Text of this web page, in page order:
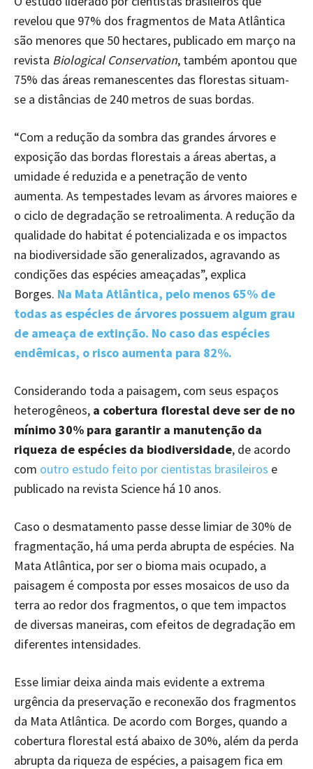
revelou que 97% dos fragmentos de Mata Atlântica
são menores que 50 hectares, publicado em março na
revista Biological Conservation, também apontou que
75% das áreas remanescentes das florestas situam-
se a distâncias de 240 metros de suas bordas.
“Com a redução da sombra das grandes árvores e
exposição das bordas florestais a áreas abertas, a
umidade é reduzida e a penetração de vento
aumenta. As tempestades levam as árvores maiores e
o ciclo de degradação se retroalimenta. A redução da
qualidade do habitat é potencializada e os impactos
na biodiversidade são generalizados, agravando as
condições das espécies ameaçadas”, explica
Borges. Na Mata Atlântica, pelo menos 65% de
todas as espécies de árvores possuem algum grau
de ameaça de extinção. No caso das espécies
endêmicas, o risco aumenta para 82%.
Considerando toda a paisagem, com seus espaços
heterogêneos, a cobertura florestal deve ser de no
mínimo 30% para garantir a manutenção da
riqueza de espécies da biodiversidade, de acordo
com outro estudo feito por cientistas brasileiros e
publicado na revista Science há 10 anos.
Caso o desmatamento passe desse limiar de 30% de
fragmentação, há uma perda abrupta de espécies. Na
Mata Atlântica, por ser o bioma mais ocupado, a
paisagem é composta por esses mosaicos de uso da
terra ao redor dos fragmentos, o que tem impactos
de diversas maneiras, com efeitos de degradação em
diferentes intensidades.
Esse limiar deixa ainda mais evidente a extrema
urgência da preservação e reconexão dos fragmentos
da Mata Atlântica. De acordo com Borges, quando a
cobertura florestal está abaixo de 30%, além da perda
abrupta da riqueza de espécies, a paisagem fica em